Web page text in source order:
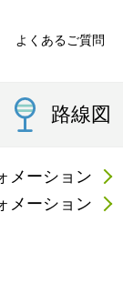
よくあるご質問
路線図
メーション
メーション